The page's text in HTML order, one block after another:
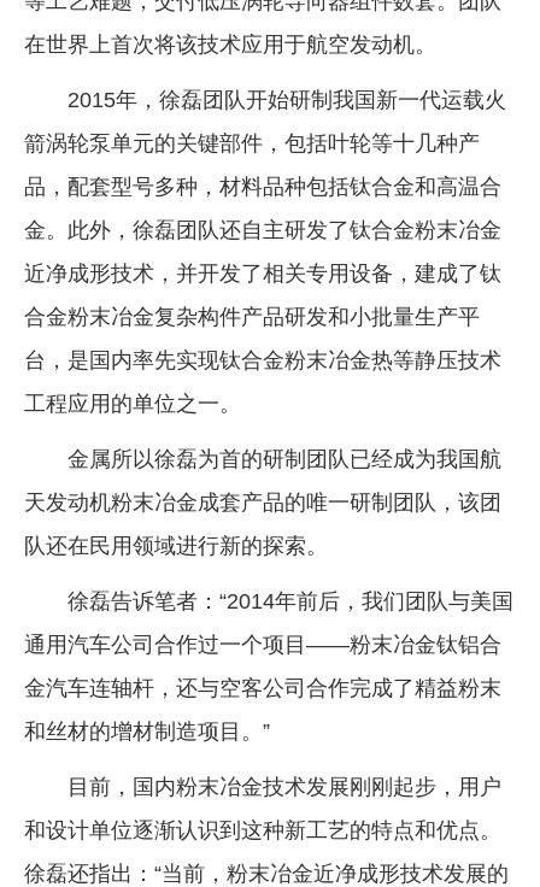
在世界上首次将该技术应用于航空发动机。
2015年，徐磊团队开始研制我国新一代运载火
箭涡轮泵单元的关键部件，包括叶轮等十几种产
品，配套型号多种，材料品种包括钛合金和高温合
金。此外，徐磊团队还自主研发了钛合金粉末冶金
近净成形技术，并开发了相关专用设备，建成了钛
合金粉末冶金复杂构件产品研发和小批量生产平
台，是国内率先实现钛合金粉末冶金热等静压技术
工程应用的单位之一。
金属所以徐磊为首的研制团队已经成为我国航
天发动机粉末冶金成套产品的唯一研制团队，该团
队还在民用领域进行新的探索。
徐磊告诉笔者：“2014年前后，我们团队与美国
通用汽车公司合作过一个项目——粉末冶金钛铝合
金汽车连轴杆，还与空客公司合作完成了精益粉末
和丝材的增材制造项目。”
目前，国内粉末冶金技术发展刚刚起步，用户
和设计单位逐渐认识到这种新工艺的特点和优点。
徐磊还指出：“当前，粉末冶金近净成形技术发展的